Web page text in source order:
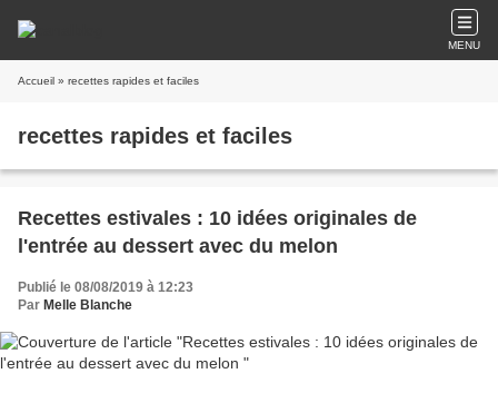
MENU
Accueil » recettes rapides et faciles
recettes rapides et faciles
Recettes estivales : 10 idées originales de
l'entrée au dessert avec du melon
Publié le 08/08/2019 à 12:23
Par Melle Blanche